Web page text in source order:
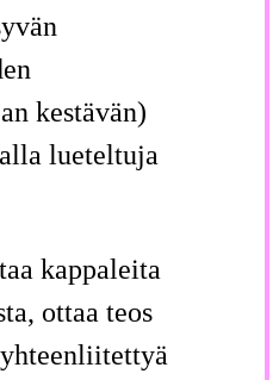
kestävän)
lueteltuja
kappaleita
ottaa teos